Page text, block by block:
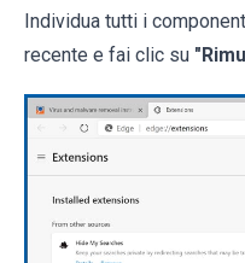
Individua tutti i
recente e fai clic su